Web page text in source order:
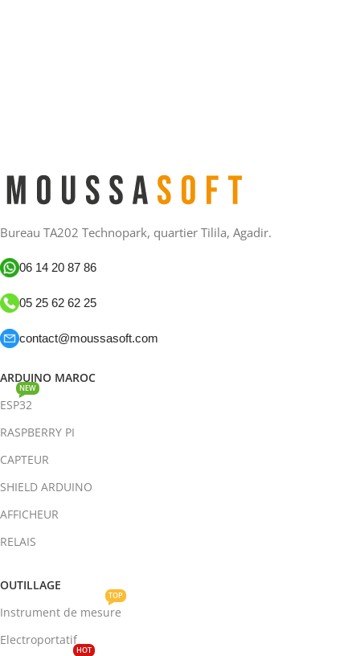
Bureau TA202 Technopark, quartier Tilila, Agadir.
06 14 20 87 86
05 25 62 62 25
contact@moussasoft.com
ARDUINO MAROC
ESP32
NEW
RASPBERRY PI
CAPTEUR
SHIELD ARDUINO
AFFICHEUR
RELAIS
OUTILLAGE
Instrument de mesure
TOP
Electroportatif
HOT